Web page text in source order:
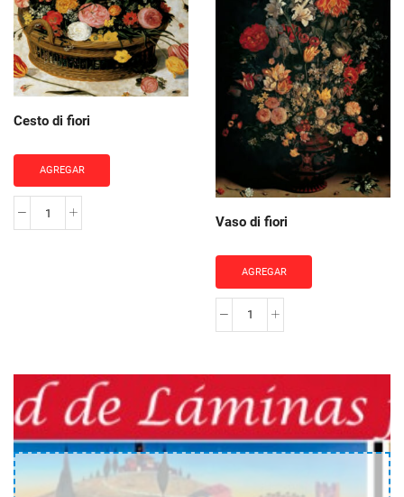
Cesto di fiori
AGREGAR
Cesto
Vaso di fiori
AGREGAR
Vaso
cantidad